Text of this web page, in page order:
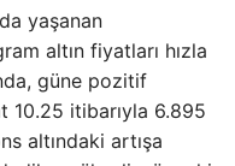
yaşanan
altın fiyatları hızla
güne pozitif
10.25 itibarıyla 6.895
altındaki artışa